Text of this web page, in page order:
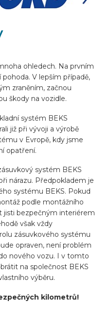
ohledech. Na prvním
V lepším případě,
zraněním, začnou
škody na vozidle.
systém BEKS
již při vývoji a výrobě
v Evropě, kdy jsme
opatření.
systém BEKS
nárazu. Předpokladem je
systému BEKS. Pokud
podle montážního
jisti bezpečným interiérem
však vždy
zásuvkového systému
opraven, není problém
nového vozu. I v tomto
na společnost BEKS
výběru.
kilometrů!